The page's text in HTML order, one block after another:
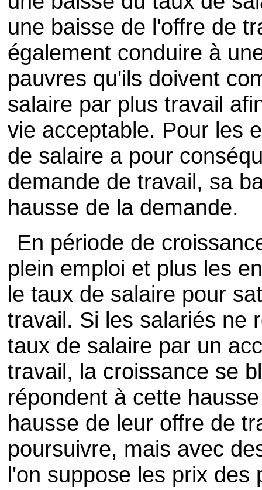
une baisse de l'offre de
également conduire à
pauvres qu'ils doivent
salaire par plus travail
vie acceptable. Pour les
de salaire a pour
demande de travail, sa
hausse de la demande.
En période de
plein emploi et plus les
le taux de salaire pour
travail. Si les salariés ne
taux de salaire par un
travail, la croissance se
répondent à cette
hausse de leur offre de
poursuivre, mais avec
l'on suppose les prix des